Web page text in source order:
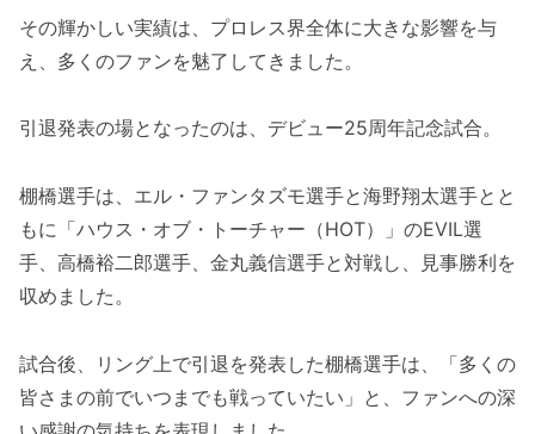
その輝かしい実績は、プロレス界全体に大きな影響を与
え、多くのファンを魅了してきました。
引退発表の場となったのは、デビュー25周年記念試合。
棚橋選手は、エル・ファンタズモ選手と海野翔太選手とと
もに「ハウス・オブ・トーチャー（HOT）」のEVIL選
手、高橋裕二郎選手、金丸義信選手と対戦し、見事勝利を
収めました。
試合後、リング上で引退を発表した棚橋選手は、「多くの
皆さまの前でいつまでも戦っていたい」と、ファンへの深